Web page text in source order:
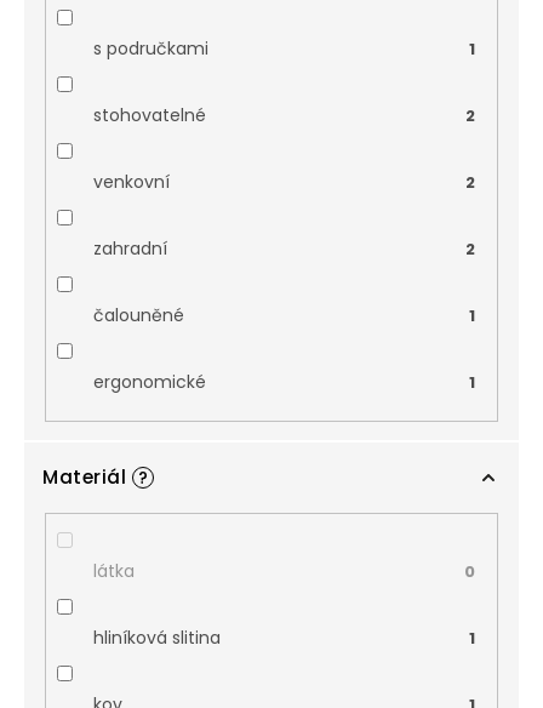
s područkami 1
stohovatelné 2
venkovní 2
zahradní 2
čalouněné 1
ergonomické 1
Materiál ?
látka 0
hliníková slitina 1